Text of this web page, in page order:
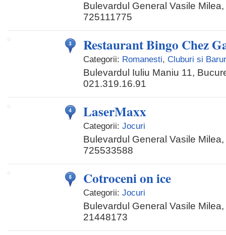
Bulevardul General Vasile Milea,
725111775
Restaurant Bingo Chez
Categorii: Romanesti, Cluburi si
Bulevardul Iuliu Maniu 11,
021.319.16.91
LaserMaxx
Categorii: Jocuri
Bulevardul General Vasile Milea,
725533588
Cotroceni on ice
Categorii: Jocuri
Bulevardul General Vasile Milea,
21448173